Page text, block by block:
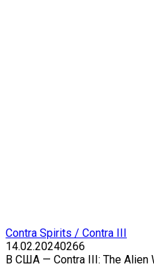
Contra Spirits / Contra III
14.02.20240266
В США — Contra III: The Alien